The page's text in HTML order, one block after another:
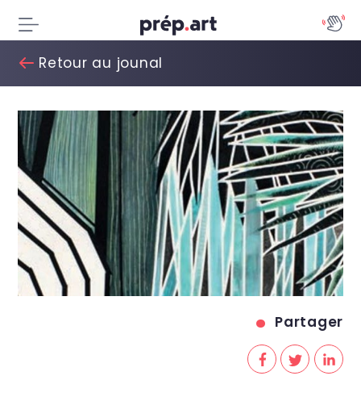
Retour au jounal
Partager